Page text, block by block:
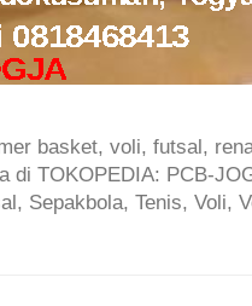
basket, voli, futsal,
TOKOPEDIA: PCB-
Sepakbola, Tenis, Voli,